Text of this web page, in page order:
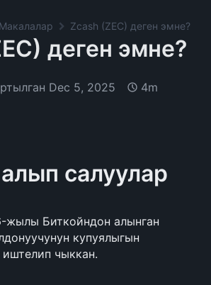
Макалалар Zcash (ZEC) деген эмне?
деген эмне?
Dec 5, 2025 4m
салуулар
жылы Биткойндон алынган
купуялыгын
чыккан.